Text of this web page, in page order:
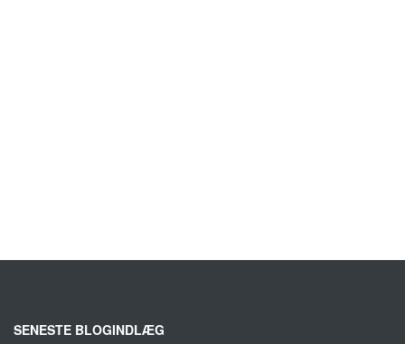
SENESTE BLOGINDLÆG